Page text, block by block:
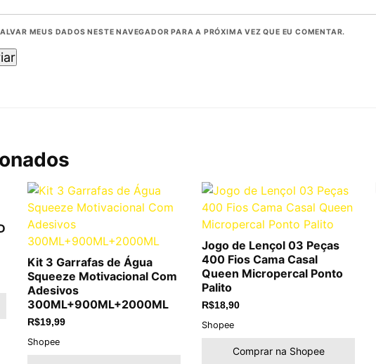
MEUS DADOS NESTE NAVEGADOR PARA A PRÓXIMA VEZ QUE EU COMENTAR.
Kit 3 Garrafas de Água
Squeeze Motivacional Com
Adesivos
300ML+900ML+2000ML
R$19,99
Shopee
Jogo de Lençol 03 Peças
400 Fios Cama Casal
Queen Micropercal Ponto
Palito
R$18,90
Shopee
Comprar na Shopee